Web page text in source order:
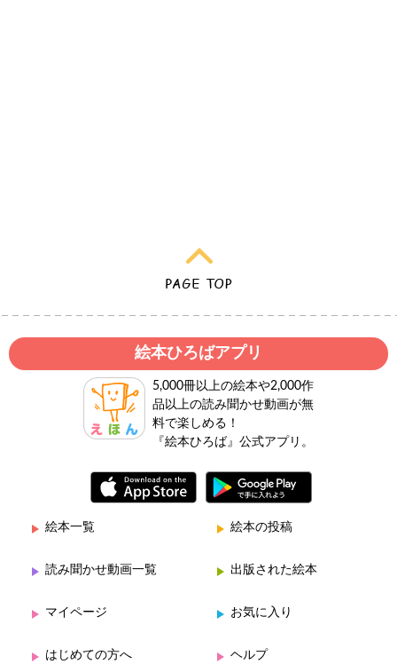
絵本ひろばアプリ
5,000冊以上の絵本や2,000作
品以上の読み聞かせ動画が無
料で楽しめる！
『絵本ひろば』公式アプリ。
絵本一覧 絵本の投稿
読み聞かせ動画一覧 出版された絵本
マイページ お気に入り
はじめての方へ ヘルプ